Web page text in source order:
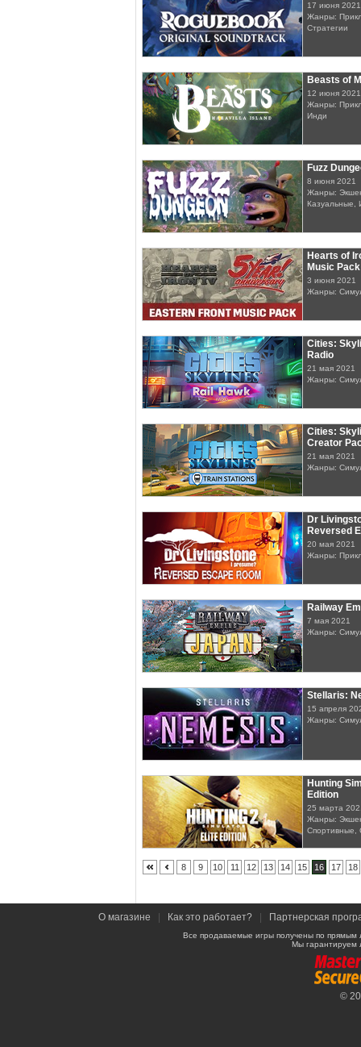
17 июня 2021
Жанры:
Стратегии
Beasts of
12 июня 2021
Жанры:
Инди
Fuzz
8 июня 2021
Жанры:
Казуальные,
Hearts of
Music Pack
3 июня 2021
Жанры:
Cities:
Radio
21 мая 2021
Жанры:
Cities:
Creator
21 мая 2021
Жанры:
Dr
Reversed
20 мая 2021
Жанры:
Railway
7 мая 2021
Жанры:
Stellaris:
15 апреля
Жанры:
Hunting
Edition
25 марта
Жанры:
Спортивные,
8 9 10 11 12 13 14 15 16 17 18
О магазине Как это работает? Партнерская
Все продаваемые игры получены по
Мы гарантируем
©